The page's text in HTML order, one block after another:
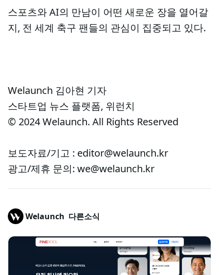
스포츠와 AI의 만남이 어떤 새로운 장을 열어갈
지, 전 세계 축구 팬들의 관심이 집중되고 있다.
Welaunch 김아현 기자
스타트업 뉴스 플랫폼, 위런치
© 2024 Welaunch. All Rights Reserved
보도자료/기고 : editor@welaunch.kr
광고/제휴 문의: we@welaunch.kr
Welaunch 다른소식